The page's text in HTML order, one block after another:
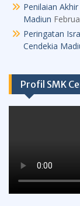
Penilaian
Madiun
Peringatan
Cendekia
Profil SMK